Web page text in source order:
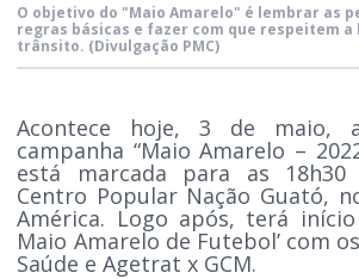
O objetivo do "Maio Amarelo" é lembrar as
regras básicas e fazer com que respeitem a
trânsito. (Divulgação PMC)
Acontece hoje, 3 de maio,
campanha “Maio Amarelo –
está marcada para as
Centro Popular Nação Guató,
América. Logo após, terá início
Maio Amarelo de Futebol’ com
Saúde e Agetrat x GCM.